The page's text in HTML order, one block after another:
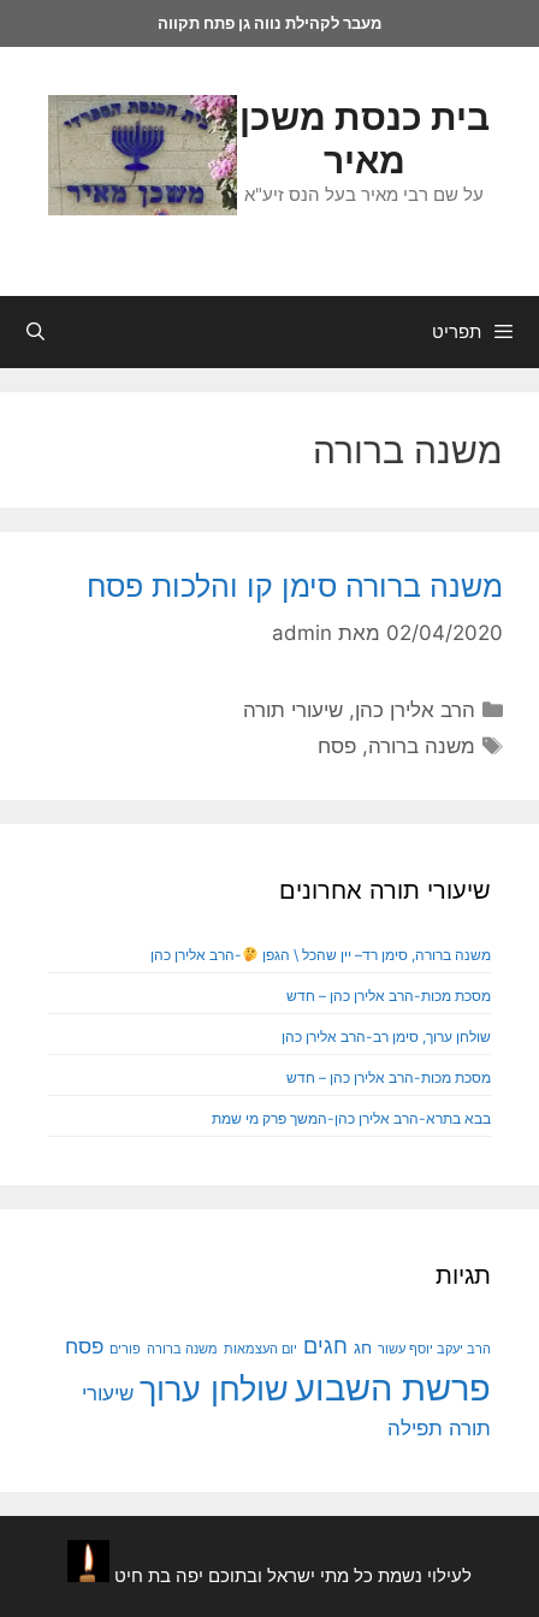
מעבר לקהילת נווה גן פתח תקווה
בית כנסת משכן
מאיר
על שם רבי מאיר בעל הנס זיע"א
תפריט
משנה ברורה
משנה ברורה סימן קו והלכות פסח
02/04/2020 מאת admin
הרב אלירן כהן,שיעורי תורה
משנה ברורה,פסח
שיעורי תורה אחרונים
משנה ברורה, סימן רד– יין שהכל \ הגפן -הרב אלירן כהן
מסכת מכות-הרב אלירן כהן – חדש
שולחן ערוך, סימן רב-הרב אלירן כהן
מסכת מכות-הרב אלירן כהן – חדש
בבא בתרא-הרב אלירן כהן-המשך פרק מי שמת
תגיות
הרב יעקב יוסף עשור חג חגים יום העצמאות משנה ברורה פורים פסח
פרשת השבועשולחן ערוך שיעורי
תורה תפילה
לעילוי נשמת כל מתי ישראל ובתוכם יפה בת חיט